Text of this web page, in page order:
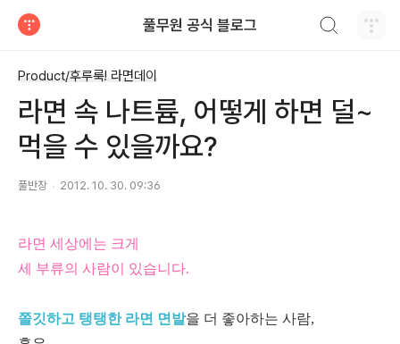
풀무원 공식 블로그
Product/후루룩! 라면데이
라면 속 나트륨, 어떻게 하면 덜~
먹을 수 있을까요?
풀반장 2012. 10. 30. 09:36
라면 세상에는 크게
세 부류의 사람이 있습니다.
쫄깃하고 탱탱한 라면 면발을 더 좋아하는 사람,